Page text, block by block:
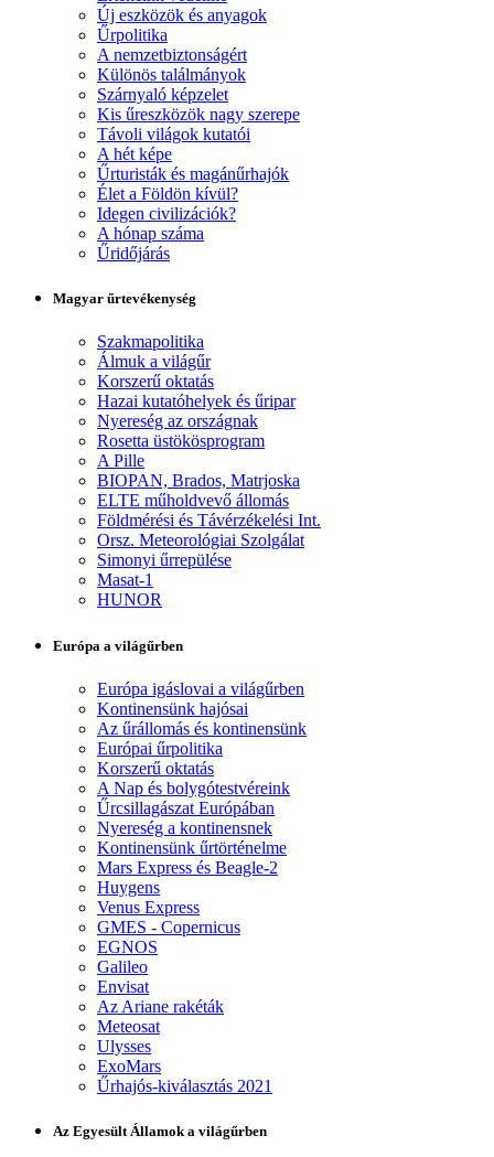
Új eszközök és anyagok
Űrpolitika
A nemzetbiztonságért
Különös találmányok
Szárnyaló képzelet
Kis űreszközök nagy szerepe
Távoli világok kutatói
A hét képe
Űrturisták és magánűrhajók
Élet a Földön kívül?
Idegen civilizációk?
A hónap száma
Űridőjárás
Magyar űrtevékenység
Szakmapolitika
Álmuk a világűr
Korszerű oktatás
Hazai kutatóhelyek és űripar
Nyereség az országnak
Rosetta üstökösprogram
A Pille
BIOPAN, Brados, Matrjoska
ELTE műholdvevő állomás
Földmérési és Távérzékelési Int.
Orsz. Meteorológiai Szolgálat
Simonyi űrrepülése
Masat-1
HUNOR
Európa a világűrben
Európa igáslovai a világűrben
Kontinensünk hajósai
Az űrállomás és kontinensünk
Európai űrpolitika
Korszerű oktatás
A Nap és bolygótestvéreink
Űrcsillagászat Európában
Nyereség a kontinensnek
Kontinensünk űrtörténelme
Mars Express és Beagle-2
Huygens
Venus Express
GMES - Copernicus
EGNOS
Galileo
Envisat
Az Ariane rakéták
Meteosat
Ulysses
ExoMars
Űrhajós-kiválasztás 2021
Az Egyesült Államok a világűrben